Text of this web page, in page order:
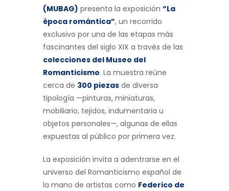
(MUBAG) presenta la exposición “La
época romántica”, un recorrido
exclusivo por una de las etapas más
fascinantes del siglo XIX a través de las
colecciones del Museo del
Romanticismo. La muestra reúne
cerca de 300 piezas de diversa
tipología —pinturas, miniaturas,
mobiliario, tejidos, indumentaria u
objetos personales—, algunas de ellas
expuestas al público por primera vez.
La exposición invita a adentrarse en el
universo del Romanticismo español de
la mano de artistas como Federico de